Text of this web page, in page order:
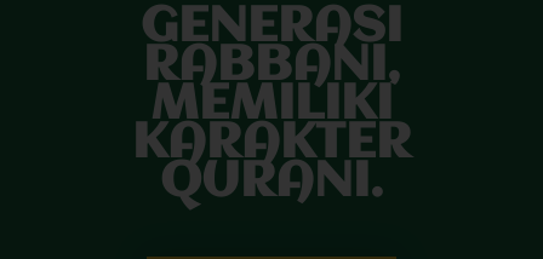
GENERASI
RABBANI,
MEMILIKI
KARAKTER
QURANI.